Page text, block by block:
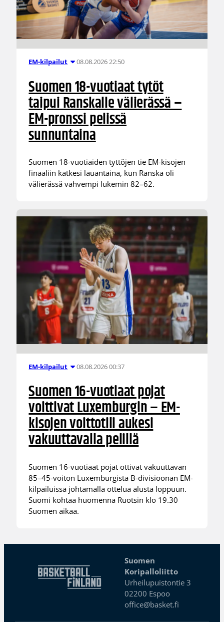
EM-kilpailut 08.08.2026 22:50
Suomen 18-vuotiaat tytöt
taipui Ranskalle välierässä –
EM-pronssi pelissä
sunnuntaina
Suomen 18-vuotiaiden tyttöjen tie EM-kisojen
finaaliin katkesi lauantaina, kun Ranska oli
välierässä vahvempi lukemin 82–62.
EM-kilpailut 08.08.2026 00:37
Suomen 16-vuotiaat pojat
voittivat Luxemburgin – EM-
kisojen voittotili aukesi
vakuuttavalla pelillä
Suomen 16-vuotiaat pojat ottivat vakuuttavan
85–45-voiton Luxemburgista B-divisioonan EM-
kilpailuissa johtamalla ottelua alusta loppuun.
Suomi kohtaa huomenna Ruotsin klo 19.30
Suomen aikaa.
Suomen
Koripalloliitto
Urheilupuistontie 3
02200 Espoo
office@basket.fi